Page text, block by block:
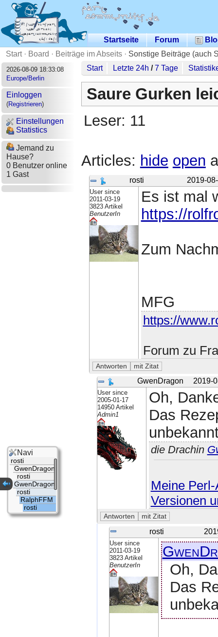
Startseite Forum
Start· Board · Beiträge im Abseits · Sonstige Beiträge (auch
2026-08-09 18:33:08
Europe/Berlin
Einloggen
(Registrieren)
Einstellungen
Statistics
Jemand zu
Hause?
0 Benutzer online
1 Gast
Start Letzte 24h /7 Tage
Saure Gurken
Leser: 11
Articles: hide open
rosti 2019-
User since
2011-03-19
3823 Artikel
BenutzerIn
Es ist mal
https://
Zum
MFG
https://
Forum zu
GwenDragon 2019-
User since
2005-01-17
14950 Artikel
Admin1
Oh,
Das
die Drachin
Meine
Versionen
rosti
User since
2011-03-19
3823 Artikel
BenutzerIn
Oh,
Das
Navi
rosti
GwenDragon
rosti
GwenDragon
rosti
RalphFFM
rosti